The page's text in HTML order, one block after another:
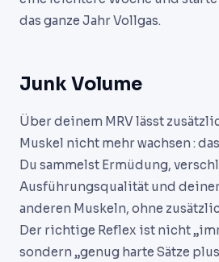
das ganze Jahr Vollgas.
Junk Volume
Über deinem MRV lässt
Muskel nicht mehr wachsen :
Du sammelst Ermüdung,
Ausführungsqualität und
anderen Muskeln, ohne
Der richtige Reflex ist nicht
sondern „genug harte Sätze